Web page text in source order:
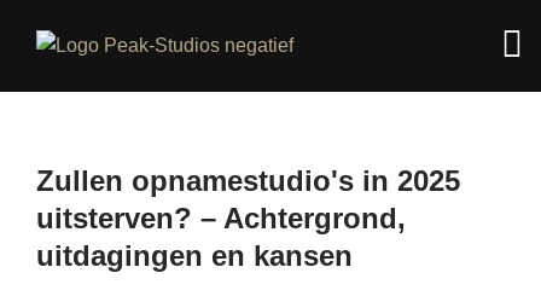
Zullen opnamestudio's in 2025
uitsterven? – Achtergrond,
uitdagingen en kansen